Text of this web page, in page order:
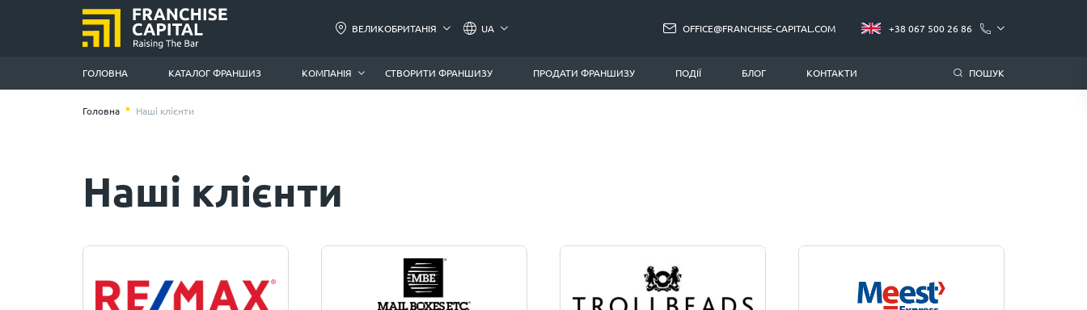
ВЕЛИКОБРИТАНІЯ UA OFFICE@FRANCHISE-CAPITAL.COM +38 067 500 26 86
ГОЛОВНА КАТАЛОГ ФРАНШИЗ КОМПАНІЯ СТВОРИТИ ФРАНШИЗУ ПРОДАТИ ФРАНШИЗУ ПОДІЇ БЛОГ КОНТАКТИ ПОШУК
Головна Наші клієнти
Наші клієнти